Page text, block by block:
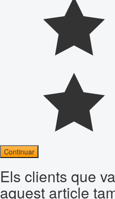
Continuar
Els clients que
aquest article